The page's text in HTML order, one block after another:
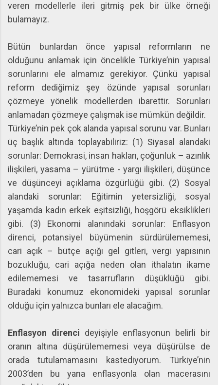
veren modellerle ileri gitmiş pek bir ülke örneği
bulamayız.
Bütün bunlardan önce yapısal reformların ne
olduğunu anlamak için öncelikle Türkiye’nin yapısal
sorunlarını ele almamız gerekiyor. Çünkü yapısal
reform dediğimiz şey özünde yapısal sorunları
çözmeye yönelik modellerden ibarettir. Sorunları
anlamadan çözmeye çalışmak ise mümkün değildir.
Türkiye’nin pek çok alanda yapısal sorunu var. Bunları
üç başlık altında toplayabiliriz: (1) Siyasal alandaki
sorunlar: Demokrasi, insan hakları, çoğunluk – azınlık
ilişkileri, yasama – yürütme - yargı ilişkileri, düşünce
ve düşünceyi açıklama özgürlüğü gibi. (2) Sosyal
alandaki sorunlar: Eğitimin yetersizliği, sosyal
yaşamda kadın erkek eşitsizliği, hoşgörü eksiklikleri
gibi. (3) Ekonomi alanındaki sorunlar: Enflasyon
direnci, potansiyel büyümenin sürdürülememesi,
cari açık – bütçe açığı gel gitleri, vergi yapısının
bozukluğu, cari açığa neden olan ithalatın ikame
edilememesi ve tasarrufların düşüklüğü gibi.
Buradaki konumuz ekonomideki yapısal sorunlar
olduğu için yalnızca bunları ele alacağım.
Enflasyon direnci deyişiyle enflasyonun belirli bir
oranın altına düşürülememesi veya düşürülse de
orada tutulamamasını kastediyorum. Türkiye’nin
2003’den bu yana enflasyonla olan macerasını